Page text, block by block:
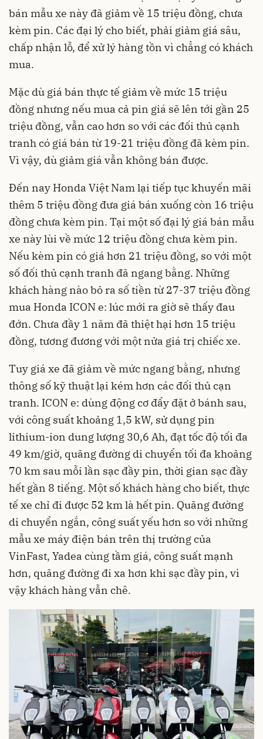
bán mẫu xe này đã giảm về 15 triệu đồng, chưa
kèm pin. Các đại lý cho biết, phải giảm giá sâu,
chấp nhận lỗ, để xử lý hàng tồn vì chẳng có khách
mua.
Mặc dù giá bán thực tế giảm về mức 15 triệu
đồng nhưng nếu mua cả pin giá sẽ lên tới gần 25
triệu đồng, vẫn cao hơn so với các đối thủ cạnh
tranh có giá bán từ 19-21 triệu đồng đã kèm pin.
Vì vậy, dù giảm giá vẫn không bán được.
Đến nay Honda Việt Nam lại tiếp tục khuyến mãi
thêm 5 triệu đồng đưa giá bán xuống còn 16 triệu
đồng chưa kèm pin. Tại một số đại lý giá bán mẫu
xe này lùi về mức 12 triệu đồng chưa kèm pin.
Nếu kèm pin có giá hơn 21 triệu đồng, so với một
số đối thủ cạnh tranh đã ngang bằng. Những
khách hàng nào bỏ ra số tiền từ 27-37 triệu đồng
mua Honda ICON e: lúc mới ra giờ sẽ thấy đau
đớn. Chưa đầy 1 năm đã thiệt hại hơn 15 triệu
đồng, tương đương với một nửa giá trị chiếc xe.
Tuy giá xe đã giảm về mức ngang bằng, nhưng
thông số kỹ thuật lại kém hơn các đối thủ cạn
tranh. ICON e: dùng động cơ đẩy đặt ở bánh sau,
với công suất khoảng 1,5 kW, sử dụng pin
lithium-ion dung lượng 30,6 Ah, đạt tốc độ tối đa
49 km/giờ, quãng đường di chuyển tối đa khoảng
70 km sau mỗi lần sạc đầy pin, thời gian sạc đầy
hết gần 8 tiếng. Một số khách hàng cho biết, thực
tế xe chỉ đi được 52 km là hết pin. Quãng đường
di chuyển ngắn, công suất yếu hơn so với những
mẫu xe máy điện bán trên thị trường của
VinFast, Yadea cùng tầm giá, công suất mạnh
hơn, quãng đường đi xa hơn khi sạc đầy pin, vì
vậy khách hàng vẫn chê.